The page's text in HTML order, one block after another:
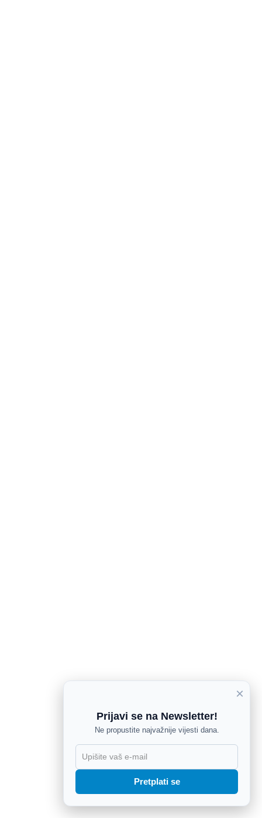
×
Prijavi se na Newsletter!
Ne propustite najvažnije vijesti dana.
Pretplati se